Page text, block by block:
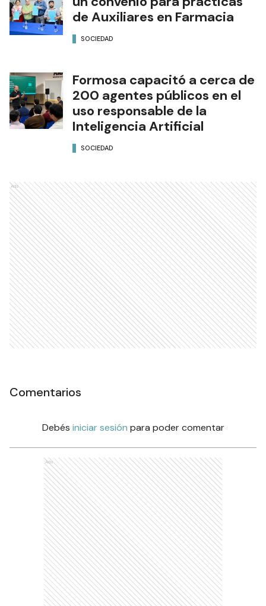
de Auxiliares en Farmacia
SOCIEDAD
Formosa capacitó a cerca de
200 agentes públicos en el
uso responsable de la
Inteligencia Artificial
SOCIEDAD
Ads
Comentarios
Debés iniciar sesión para poder comentar
Ads